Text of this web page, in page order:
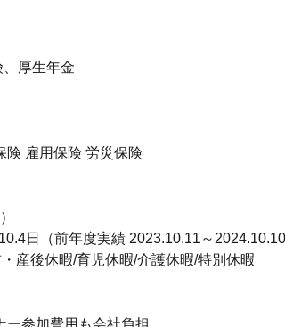
厚生年金
険 雇用保険 労災保険
日（前年度実績 2023.10.11～
産後休暇/育児休暇/介護休暇/特別休暇
ー参加費用も会社負担